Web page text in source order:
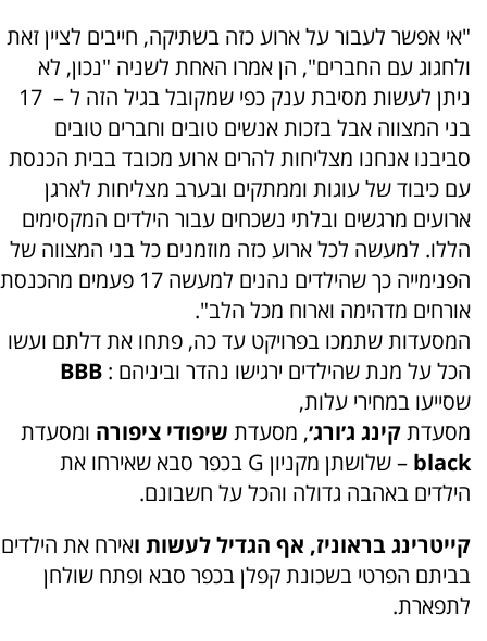
"אי אפשר לעבור על ארוע כזה בשתיקה, חייבים לציין זאת
ולחגוג עם החברים", הן אמרו האחת לשניה "נכון, לא
ניתן לעשות מסיבת ענק כפי שמקובל בגיל הזה ל – 17
בני המצווה אבל בזכות אנשים טובים וחברים טובים
סביבנו אנחנו מצליחות להרים ארוע מכובד בבית הכנסת
עם כיבוד של עוגות וממתקים ובערב מצליחות לארגן
ארועים מרגשים ובלתי נשכחים עבור הילדים המקסימים
הללו. למעשה לכל ארוע כזה מוזמנים כל בני המצווה של
הפנימייה כך שהילדים נהנים למעשה 17 פעמים מהכנסת
אורחים מדהימה וארוח מכל הלב".
המסעדות שתמכו בפרויקט עד כה, פתחו את דלתם ועשו
הכל על מנת שהילדים ירגישו נהדר וביניהם : BBB
שסייעו במחירי עלות,
מסעדתקינג ג׳ורג׳, מסעדת שיפודי ציפורה ומסעדת
black
– שלושתן מקניון G בכפר סבא שאירחו את
הילדים באהבה גדולה והכל על חשבונם.
קייטרינג בראוניז, אף הגדיל לעשות ואירח את הילדים
בביתם הפרטי בשכונת קפלן בכפר סבא ופתח שולחן
לתפארת.